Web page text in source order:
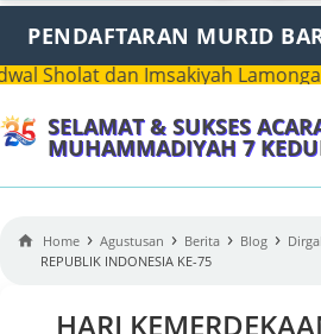
PENDAFTARAN MURID
dan Imsakiyah Lamongan.
SELAMAT & SUKSES
MUHAMMADIYAH 7
 Home › Agustusan › Berita › Blog ›
REPUBLIK INDONESIA KE-75
HARI